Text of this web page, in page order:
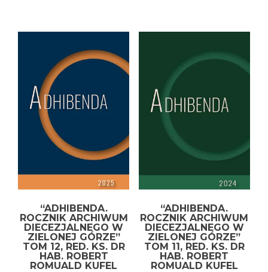
“ADHIBENDA.
ROCZNIK ARCHIWUM
DIECEZJALNEGO W
ZIELONEJ GÓRZE”
TOM 12, RED. KS. DR
HAB. ROBERT
ROMUALD KUFEL
“ADHIBENDA.
ROCZNIK ARCHIWUM
DIECEZJALNEGO W
ZIELONEJ GÓRZE”
TOM 11, RED. KS. DR
HAB. ROBERT
ROMUALD KUFEL